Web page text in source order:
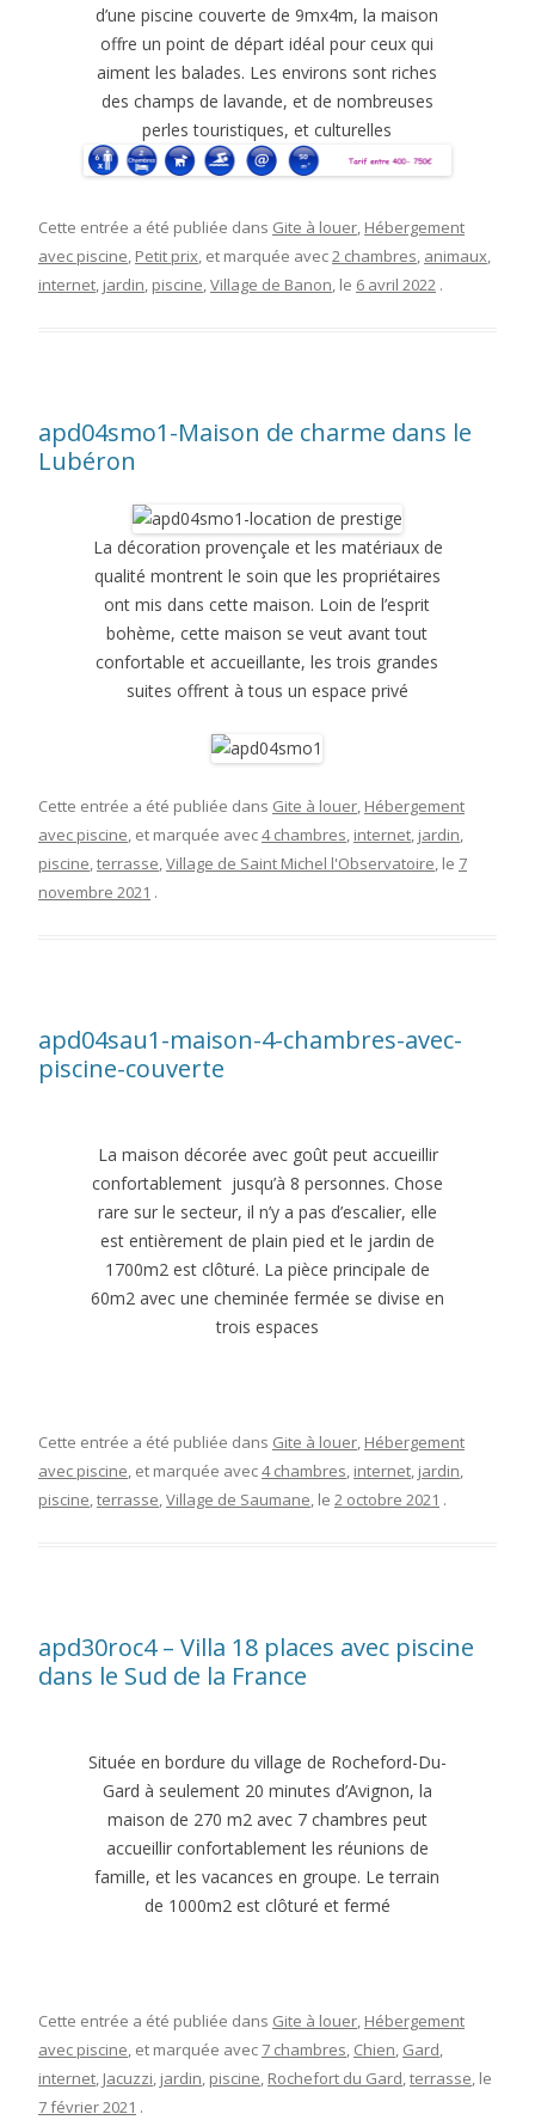
d’une piscine couverte de 9mx4m, la maison
offre un point de départ idéal pour ceux qui
aiment les balades. Les environs sont riches
des champs de lavande, et de nombreuses
perles touristiques, et culturelles
Cette entrée a été publiée dans Gite à louer, Hébergement
avec piscine, Petit prix, et marquée avec2 chambres, animaux,
internet, jardin, piscine,Village de Banon, le 6 avril 2022 .
apd04smo1-Maison de charme dans le
Lubéron
La décoration provençale et les matériaux de
qualité montrent le soin que les propriétaires
ont mis dans cette maison. Loin de l’esprit
bohème, cette maison se veut avant tout
confortable et accueillante, les trois grandes
suites offrent à tous un espace privé
Cette entrée a été publiée dans Gite à louer, Hébergement
avec piscine, et marquée avec4 chambres, internet, jardin,
piscine,terrasse,Village de Saint Michel l'Observatoire, le 7
novembre 2021 .
apd04sau1-maison-4-chambres-avec-
piscine-couverte
La maison décorée avec goût peut accueillir
confortablement jusqu’à 8 personnes. Chose
rare sur le secteur, il n’y a pas d’escalier, elle
est entièrement de plain pied et le jardin de
1700m2 est clôturé. La pièce principale de
60m2 avec une cheminée fermée se divise en
trois espaces
Cette entrée a été publiée dans Gite à louer, Hébergement
avec piscine, et marquée avec4 chambres, internet, jardin,
piscine,terrasse,Village de Saumane, le 2 octobre 2021 .
apd30roc4 – Villa 18 places avec piscine
dans le Sud de la France
Située en bordure du village de Rocheford-Du-
Gard à seulement 20 minutes d’Avignon, la
maison de 270 m2 avec 7 chambres peut
accueillir confortablement les réunions de
famille, et les vacances en groupe. Le terrain
de 1000m2 est clôturé et fermé
Cette entrée a été publiée dans Gite à louer, Hébergement
avec piscine, et marquée avec 7 chambres, Chien, Gard,
internet, Jacuzzi, jardin, piscine, Rochefort du Gard,terrasse, le
7 février 2021 .